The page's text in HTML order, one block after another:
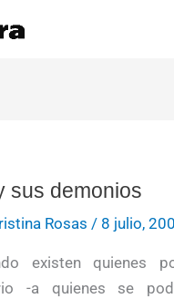
sus demonios
Rosas / 8 julio,
existen quienes
-a quienes se